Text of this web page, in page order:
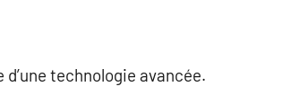
technologie avancée.